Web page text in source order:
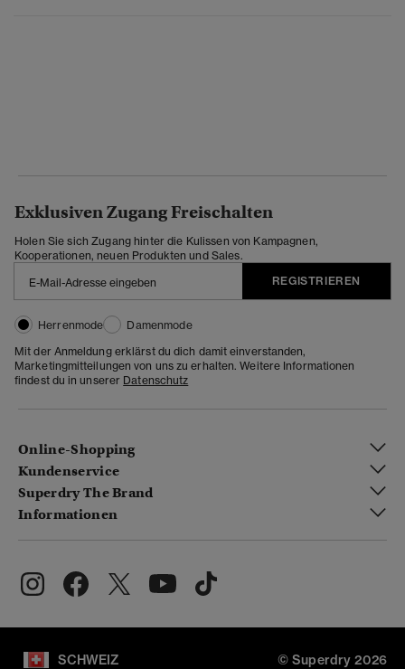
Exklusiven Zugang Freischalten
Holen Sie sich Zugang hinter die Kulissen von Kampagnen,
Kooperationen, neuen Produkten und Sales.
REGISTRIEREN
Herrenmode
Damenmode
Mit der Anmeldung erklärst du dich damit einverstanden,
Marketingmitteilungen von uns zu erhalten. Weitere Informationen
findest du in unserer Datenschutz
Online-Shopping
Kundenservice
Superdry The Brand
Informationen
SCHWEIZ © Superdry 2026